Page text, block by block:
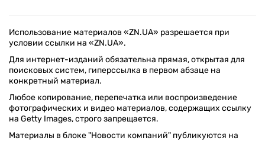
Использование материалов «ZN.UA» разрешается при
условии ссылки на «ZN.UA».
Для интернет-изданий обязательна прямая, открытая для
поисковых систем, гиперссылка в первом абзаце на
конкретный материал.
Любое копирование, перепечатка или воспроизведение
фотографических и видео материалов, содержащих ссылку
на Getty Images, строго запрещается.
Материалы в блоке "Новости компаний" публикуются на